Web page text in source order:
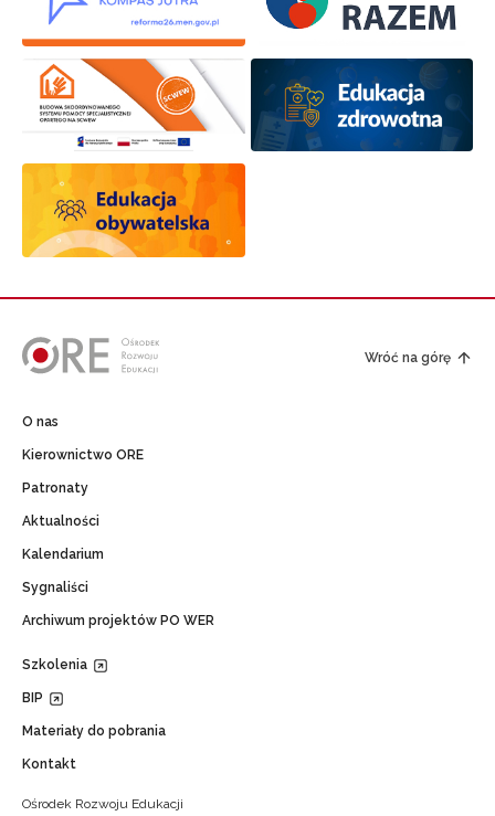
Wróć na górę
O nas
Kierownictwo ORE
Patronaty
Aktualności
Kalendarium
Sygnaliści
Archiwum projektów PO WER
Szkolenia
BIP
Materiały do pobrania
Kontakt
Ośrodek Rozwoju Edukacji